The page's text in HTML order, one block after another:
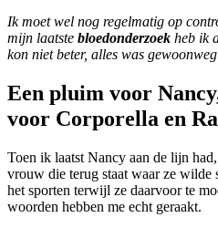
Ik moet wel nog regelmatig op
mijn laatste bloedonderzoek heb ik
kon niet beter, alles was gewoonweg
Een pluim voor
voor Corporella en
Toen ik laatst Nancy aan de lijn
vrouw die terug staat waar ze wilde
het sporten terwijl ze daarvoor te
woorden hebben me echt geraakt.